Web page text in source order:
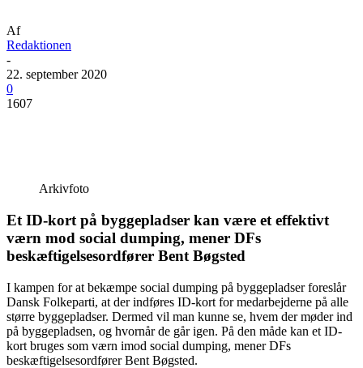
Af
Redaktionen
-
22. september 2020
0
1607
Arkivfoto
Et ID-kort på byggepladser kan være et effektivt
værn mod social dumping, mener DFs
beskæftigelsesordfører Bent Bøgsted
I kampen for at bekæmpe social dumping på byggepladser foreslår
Dansk Folkeparti, at der indføres ID-kort for medarbejderne på alle
større byggepladser. Dermed vil man kunne se, hvem der møder ind
på byggepladsen, og hvornår de går igen. På den måde kan et ID-
kort bruges som værn imod social dumping, mener DFs
beskæftigelsesordfører Bent Bøgsted.